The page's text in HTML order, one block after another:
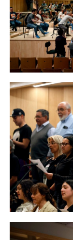
Vista general del
Sinfónica Nacional y
Integrantes del Coro
nueva versión del